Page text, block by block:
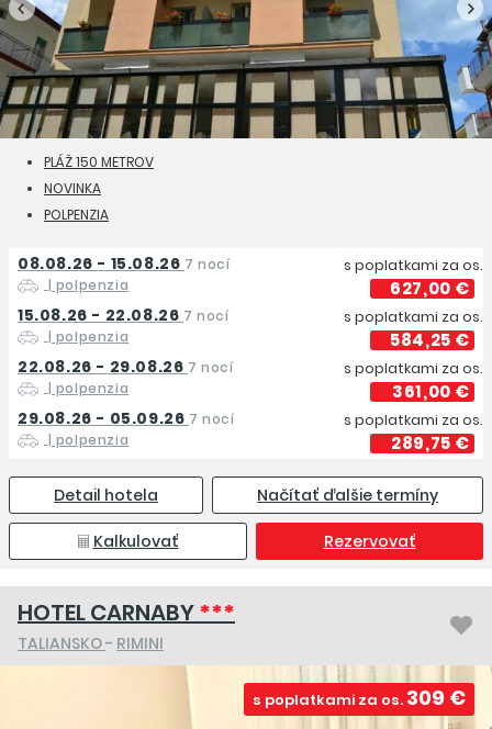
PLÁŽ 150 METROV
NOVINKA
POLPENZIA
08.08.26 - 15.08.26 7 nocí
| polpenzia
s poplatkami za os.
627,00 €
15.08.26 - 22.08.26 7 nocí
| polpenzia
s poplatkami za os.
584,25 €
22.08.26 - 29.08.26 7 nocí
| polpenzia
s poplatkami za os.
361,00 €
29.08.26 - 05.09.26 7 nocí
| polpenzia
s poplatkami za os.
289,75 €
Detail hotela Načítať ďalšie termíny
Kalkulovať Rezervovať
HOTEL CARNABY***
TALIANSKO- RIMINI
s poplatkami za os. 309 €